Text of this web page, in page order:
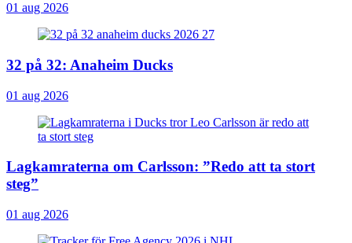
01 aug 2026
32 på 32: Anaheim Ducks
01 aug 2026
Lagkamraterna om Carlsson: ”Redo att ta stort
steg”
01 aug 2026